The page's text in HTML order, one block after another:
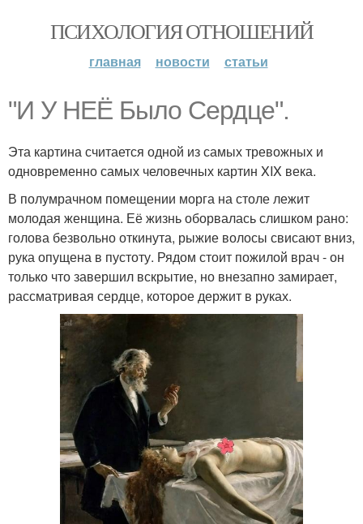
ПСИХОЛОГИЯ ОТНОШЕНИЙ
главная новости статьи
"И У НЕЁ Было Сердце".
Эта картина считается одной из самых тревожных и
одновременно самых человечных картин XIX века.
В полумрачном помещении морга на столе лежит
молодая женщина. Её жизнь оборвалась слишком рано:
голова безвольно откинута, рыжие волосы свисают вниз,
рука опущена в пустоту. Рядом стоит пожилой врач - он
только что завершил вскрытие, но внезапно замирает,
рассматривая сердце, которое держит в руках.